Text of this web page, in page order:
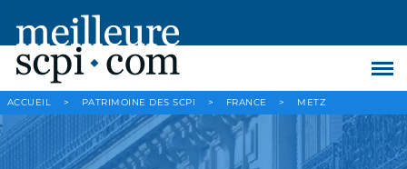
ACCUEIL > PATRIMOINE DES SCPI > FRANCE > METZ